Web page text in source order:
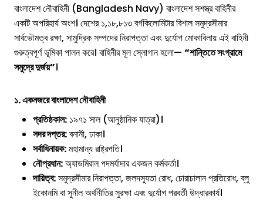
বাংলাদেশ নৌবাহিনী (Bangladesh Navy) বাংলাদেশ সশস্ত্র বাহিনীর
একটি অপরিহার্য অংশ। দেশের ১,১৮,৮১৩ বর্গকিলোমিটার বিশাল সমুদ্রসীমার
সার্বভৌমত্ব রক্ষা, সামুদ্রিক সম্পদের নিরাপত্তা এবং দুর্যোগ মোকাবিলায় এই বাহিনী
গুরুত্বপূর্ণ ভূমিকা পালন করে। বাহিনীর মূল স্লোগান হলো— “শান্তিতে সংগ্রামে
সমুদ্রে দুর্জয়”।
১. একনজরে বাংলাদেশ নৌবাহিনী
প্রতিষ্ঠকাল: ১৯৭১ সাল (আনুষ্ঠানিক যাত্রা)।
সদর দপ্তর:বনানী, ঢাকা।
সর্বাধিনায়ক:মহামান্য রাষ্ট্রপতি।
নৌপ্রধান:অ্যাডমিরাল পদমর্যাদার একজন কর্মকর্তা।
দায়িত্ব:সমুদ্রসীমার নিরাপত্তা, জলদস্যুতা রোধ, চোরাচালান প্রতিরোধ, ব্লু
ইকোনমি বা সুনীল অর্থনীতির সুরক্ষা এবং দুর্যোগ পরবর্তী উদ্ধারকার্য।